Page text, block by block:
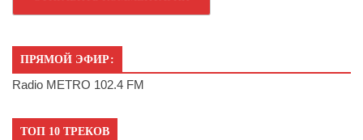
ПРЯМОЙ ЭФИР:
Radio METRO 102.4 FM
ТОП 10 ТРЕКОВ